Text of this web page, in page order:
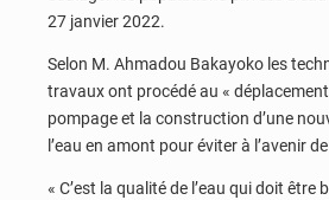
27 janvier 2022.
Selon M. Ahmadou Bakayoko les
travaux ont procédé au «
pompage et la construction d’une
l’eau en amont pour éviter à l’avenir
« C’est la qualité de l’eau qui doit être